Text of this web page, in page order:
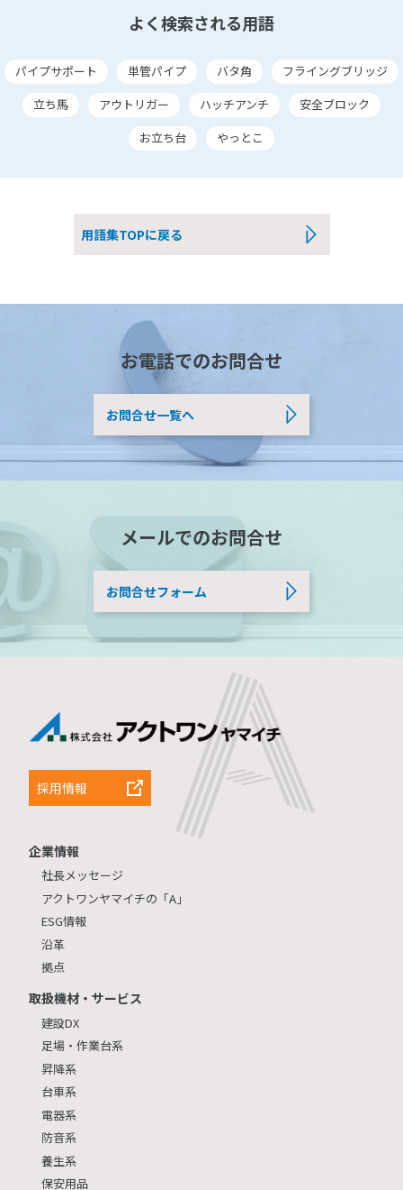
よく検索される用語
パイプサポート 単管パイプ バタ角
フライングブリッジ
立ち馬
アウトリガー ハッチアンチ
安全ブロック
お立ち台
やっとこ
用語集TOPに戻る
お電話でのお問合せ
お問合せ一覧へ
メールでのお問合せ
お問合せフォーム
採用情報
企業情報
社長メッセージ
アクトワンヤマイチの「A」
ESG情報
沿革
拠点
取扱機材・サービス
建設DX
足場・作業台系
昇降系
台車系
電器系
防音系
養生系
保安用品